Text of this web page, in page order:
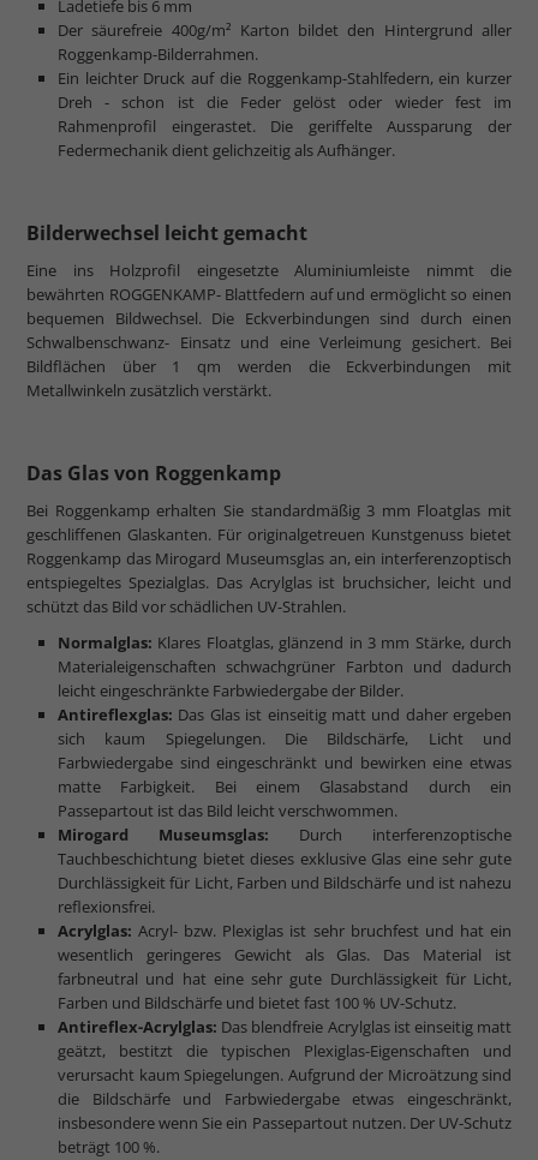
Ladetiefe bis 6 mm
Der säurefreie 400g/m² Karton bildet den Hintergrund aller
Roggenkamp-Bilderrahmen.
Ein leichter Druck auf die Roggenkamp-Stahlfedern, ein kurzer
Dreh - schon ist die Feder gelöst oder wieder fest im
Rahmenprofil eingerastet. Die geriffelte Aussparung der
Federmechanik dient gelichzeitig als Aufhänger.
Bilderwechsel leicht gemacht
Eine ins Holzprofil eingesetzte Aluminiumleiste nimmt die
bewährten ROGGENKAMP- Blattfedern auf und ermöglicht so einen
bequemen Bildwechsel. Die Eckverbindungen sind durch einen
Schwalbenschwanz- Einsatz und eine Verleimung gesichert. Bei
Bildflächen über 1 qm werden die Eckverbindungen mit
Metallwinkeln zusätzlich verstärkt.
Das Glas von Roggenkamp
Bei Roggenkamp erhalten Sie standardmäßig 3 mm Floatglas mit
geschliffenen Glaskanten. Für originalgetreuen Kunstgenuss bietet
Roggenkamp das Mirogard Museumsglas an, ein interferenzoptisch
entspiegeltes Spezialglas. Das Acrylglas ist bruchsicher, leicht und
schützt das Bild vor schädlichen UV-Strahlen.
Normalglas: Klares Floatglas, glänzend in 3 mm Stärke, durch
Materialeigenschaften schwachgrüner Farbton und dadurch
leicht eingeschränkte Farbwiedergabe der Bilder.
Antireflexglas: Das Glas ist einseitig matt und daher ergeben
sich kaum Spiegelungen. Die Bildschärfe, Licht und
Farbwiedergabe sind eingeschränkt und bewirken eine etwas
matte Farbigkeit. Bei einem Glasabstand durch ein
Passepartout ist das Bild leicht verschwommen.
Mirogard Museumsglas: Durch interferenzoptische
Tauchbeschichtung bietet dieses exklusive Glas eine sehr gute
Durchlässigkeit für Licht, Farben und Bildschärfe und ist nahezu
reflexionsfrei.
Acrylglas: Acryl- bzw. Plexiglas ist sehr bruchfest und hat ein
wesentlich geringeres Gewicht als Glas. Das Material ist
farbneutral und hat eine sehr gute Durchlässigkeit für Licht,
Farben und Bildschärfe und bietet fast 100 % UV-Schutz.
Antireflex-Acrylglas: Das blendfreie Acrylglas ist einseitig matt
geätzt, bestitzt die typischen Plexiglas-Eigenschaften und
verursacht kaum Spiegelungen. Aufgrund der Microätzung sind
die Bildschärfe und Farbwiedergabe etwas eingeschränkt,
insbesondere wenn Sie ein Passepartout nutzen. Der UV-Schutz
beträgt 100 %.